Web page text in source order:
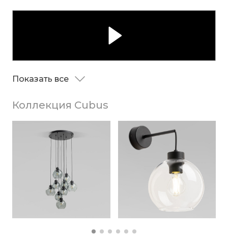
Показать все
Коллекция Cubus